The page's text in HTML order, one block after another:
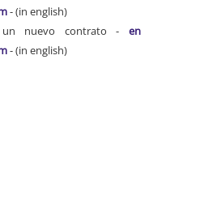
- (in english)
un nuevo contrato - en
- (in english)